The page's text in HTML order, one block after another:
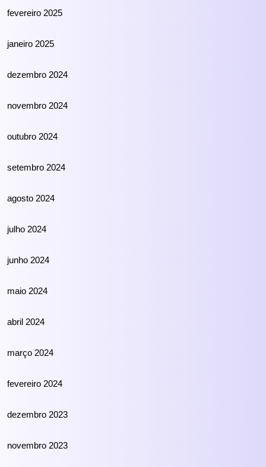
fevereiro 2025
janeiro 2025
dezembro 2024
novembro 2024
outubro 2024
setembro 2024
agosto 2024
julho 2024
junho 2024
maio 2024
abril 2024
março 2024
fevereiro 2024
dezembro 2023
novembro 2023